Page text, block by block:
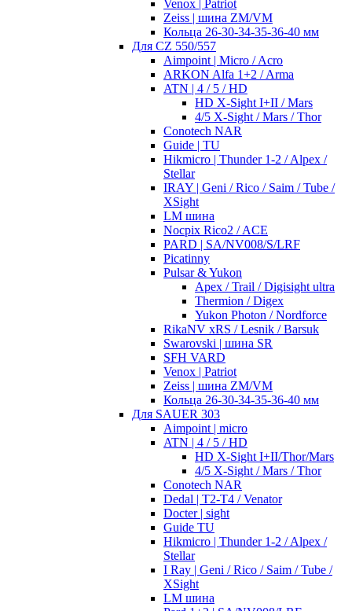
Venox | Patriot
Zeiss | шина ZM/VM
Кольца 26-30-34-35-36-40 мм
Для CZ 550/557
Aimpoint | Micro / Acro
ARKON Alfa 1+2 / Arma
ATN | 4 / 5 / HD
HD X-Sight I+II / Mars
4/5 X-Sight / Mars / Thor
Conotech NAR
Guide | TU
Hikmicro | Thunder 1-2 / Alpex /
Stellar
IRAY | Geni / Rico / Saim / Tube /
XSight
LM шина
Nocpix Rico2 / ACE
PARD | SA/NV008/S/LRF
Picatinny
Pulsar & Yukon
Apex / Trail / Digisight ultra
Thermion / Digex
Yukon Photon / Nordforce
RikaNV xRS / Lesnik / Barsuk
Swarovski | шина SR
SFH VARD
Venox | Patriot
Zeiss | шина ZM/VM
Кольца 26-30-34-35-36-40 мм
Для SAUER 303
Aimpoint | micro
ATN | 4 / 5 / HD
HD X-Sight I+II/Thor/Mars
4/5 X-Sight / Mars / Thor
Conotech NAR
Dedal | T2-T4 / Venator
Docter | sight
Guide TU
Hikmicro | Thunder 1-2 / Alpex /
Stellar
I Ray | Geni / Rico / Saim / Tube /
XSight
LM шина